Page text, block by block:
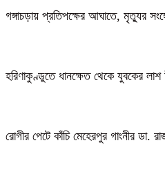
গঙ্গাচড়ায় প্রতিপক্ষের আঘাতে, মৃত্যুর
হরিণাকুণ্ডুতে ধানক্ষেত থেকে যুবকের লাশ
রোগীর পেটে কাঁচি মেহেরপুর গাংনীর ডা.